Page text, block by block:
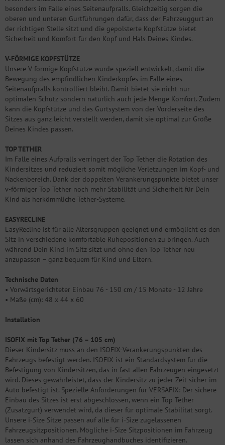
besonders im Falle eines Seitenaufpralls. Gleichzeitig sorgen die
oberen und unteren Gurtführungen dafür, dass der Fahrzeuggurt an
der richtigen Stelle sitzt und die gepolsterte Kopfstütze bietet
Sicherheit und Komfort für den Kopf und Hals Deines Kindes.
V-FÖRMIGE KOPFSTÜTZE
Unsere V-förmige Kopfstütze wurde speziell entwickelt, damit die
Bewegung des empfindlichen Kinderkopfes im Falle eines
Seitenaufpralls kontrolliert bleibt. Damit bietet sie nicht nur
optimalen Schutz sondern natürlich auch jede Menge Komfort. Zudem
kann die Kopfstütze und das Gurtsystem von der Vorderseite des
Sitzes aus ganz leicht verstellt werden, damit sie optimal zur Größe
Deines Kindes passen.
TOP TETHER
Im Falle eines Aufpralls verringert der Top Tether die Rotation des
Kindersitzes und reduziert somit mögliche Verletzungen im Kopf- und
Nackenbereich. Dank der doppelten Verankerungspunkte bietet unser
v-förmiger Top Tether noch mehr Stabilität und Sicherheit für Dein
Kind als herkömmliche Tether-Systeme.
EASYRECLINE
EasyRecline ist für alle Altersgruppen geeignet und ermöglicht es den
Sitz in verschiedene komfortable Ruhepositionen zu bringen. Auch
während Dein Kind im Sitz sitzt und ohne den Top Tether neu
anzupassen – ganz bequem für Kind und Eltern.
Technische Daten
• Vorwärtsgerichteter Einbau 76 - 150 cm / 15 Monate - 12 Jahre
• Maße (cm): 48 x 44 x 60
Installation
ISOFIX mit Top Tether (76 – 105 cm)
Dieser Kindersitz muss an den ISOFIX-Verankerungspunkten des
Fahrzeugs befestigt werden. ISOFIX ist ein Standardsystem für die
Befestigung von Kindersitzen, das in fast allen Fahrzeugen eingesetzt
wird. Dieses gewährleistet, dass der Kindersitz zu jeder Zeit sicher im
Auto befestigt ist. Spezielle Anforderungen für VERSAFIX: Der sichere
Einbau des Sitzes ist erst abgeschlossen, wenn ein Top Tether
(Zusatzgurt) verwendet wird, da dieser für optimale Stabilität sorgt.
Unsere i-Size Sitze passen auf alle für i-Size zugelassenen
Fahrzeugsitzpositionen. Mögliche i-Size Sitzpositionen im Fahrzeug
lassen sich anhand des Fahrzeughandbuches identifizieren.